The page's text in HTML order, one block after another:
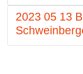
2023 05 13